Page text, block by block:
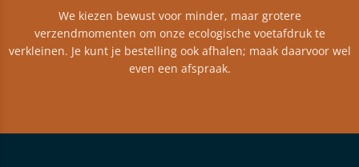
We kiezen bewust voor minder, maar grotere
verzendmomenten om onze ecologische voetafdruk te
verkleinen. Je kunt je bestelling ook afhalen; maak daarvoor wel
even een afspraak.